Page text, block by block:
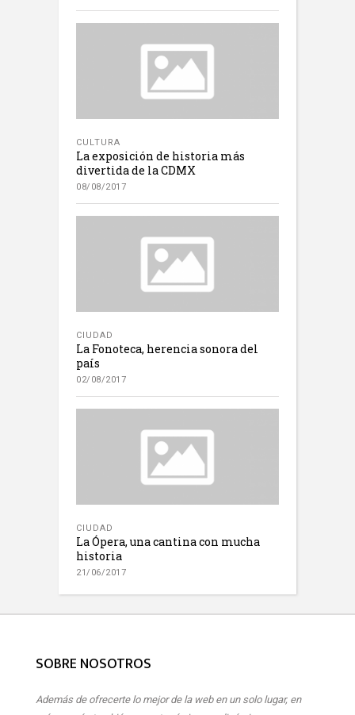
CULTURA
La exposición de historia más
divertida de la CDMX
08/08/2017
CIUDAD
La Fonoteca, herencia sonora del
país
02/08/2017
CIUDAD
La Ópera, una cantina con mucha
historia
21/06/2017
SOBRE NOSOTROS
Además de ofrecerte lo mejor de la web en un solo lugar, en